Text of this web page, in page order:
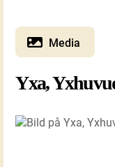
Media
Yxa,